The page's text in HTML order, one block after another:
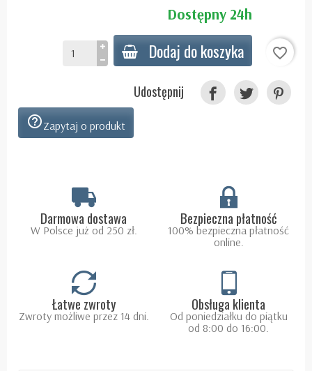
Dostępny 24h
Dodaj do koszyka favorite_border
Udostępnij
help_outlineZapytaj o produkt
Darmowa dostawa
W Polsce już od 250 zł.
Bezpieczna płatność
100% bezpieczna płatność
online.
Łatwe zwroty
Zwroty możliwe przez 14 dni.
Obsługa klienta
Od poniedziałku do piątku
od 8:00 do 16:00.